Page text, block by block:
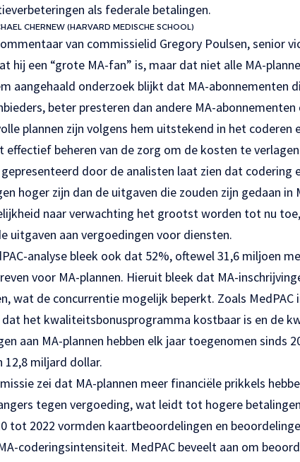
als federale betalingen.
CHERNEW (HARVARD MEDISCHE SCHOOL)
van commissielid Gregory Poulsen, senior
hij een “grote MA-fan” is, maar dat niet alle MA-
aangehaald onderzoek blijkt dat MA-abonnementen
beter presteren dan andere MA-
plannen zijn volgens hem uitstekend in het coderen
effectief beheren van de zorg om de kosten te
gepresenteerd door de analisten laat zien dat codering
hoger zijn dan de uitgaven die zouden zijn gedaan
naar verwachting het grootst worden tot nu
uitgaven aan vergoedingen voor diensten.
analyse bleek ook dat 52%, oftewel 31,6 miljoen
voor MA-plannen. Hieruit bleek dat MA-
wat de concurrentie mogelijk beperkt. Zoals
het kwaliteitsbonusprogramma kostbaar is en de
aan MA-plannen hebben elk jaar toegenomen sinds
12,8 miljard dollar.
zei dat MA-plannen meer financiële prikkels
tegen vergoeding, wat leidt tot hogere
tot 2022 vormden kaartbeoordelingen en
coderingsintensiteit. MedPAC beveelt aan om